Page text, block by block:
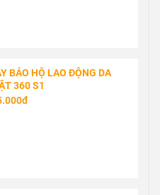
BẢO HỘ LAO ĐỘNG DA
360 S1